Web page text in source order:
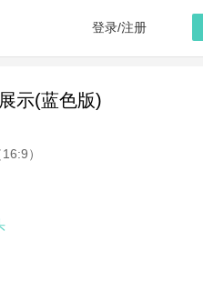
登录/注册
示(蓝色版)
）